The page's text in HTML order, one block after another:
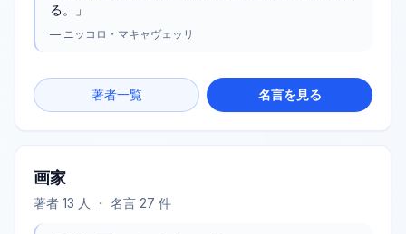
る。
」
— ニッコロ・マキャヴェッリ
著者一覧 名言を見る
画家
著者 13 人 ・ 名言 27 件